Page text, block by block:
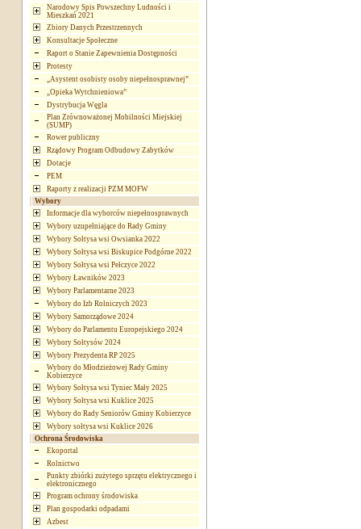
Narodowy Spis Powszechny Ludności i
Mieszkań 2021
Zbiory Danych Przestrzennych
Konsultacje Społeczne
Raport o Stanie Zapewnienia Dostępności
Protesty
„Asystent osobisty osoby niepełnosprawnej”
„Opieka Wytchnieniowa”
Dystrybucja Węgla
Plan Zrównoważonej Mobilności Miejskiej
(SUMP)
Rower publiczny
Rządowy Program Odbudowy Zabytków
Dotacje
PEM
Raporty z realizacji PZM MOFW
Wybory
Informacje dla wyborców niepełnosprawnych
Wybory uzupełniające do Rady Gminy
Wybory Sołtysa wsi Owsianka 2022
Wybory Sołtysa wsi Biskupice Podgórne 2022
Wybory Sołtysa wsi Pełczyce 2022
Wybory Ławników 2023
Wybory Parlamentarne 2023
Wybory do Izb Rolniczych 2023
Wybory Samorządowe 2024
Wybory do Parlamentu Europejskiego 2024
Wybory Sołtysów 2024
Wybory Prezydenta RP 2025
Wybory do Młodzieżowej Rady Gminy
Kobierzyce
Wybory Sołtysa wsi Tyniec Mały 2025
Wybory Sołtysa wsi Kuklice 2025
Wybory do Rady Seniorów Gminy Kobierzyce
Wybory sołtysa wsi Kuklice 2026
Ochrona Środowiska
Ekoportal
Rolnictwo
Punkty zbiórki zużytego sprzętu elektrycznego i
elektronicznego
Program ochrony środowiska
Plan gospodarki odpadami
Azbest